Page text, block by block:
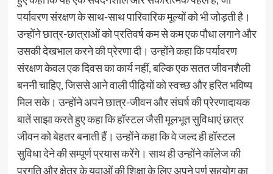
पर्यावरण संरक्षण के साथ-साथ पारिवारिक मूल्यों को भी जोड़ती है।
उन्होंने छात्र-छात्राओं को प्रतिवर्ष कम से कम एक पौधा लगाने और
उसकी देखभाल करने की प्रेरणा दी। उन्होंने कहा कि पर्यावरण
संरक्षण केवल एक दिवस का कार्य नहीं, बल्कि एक सतत जीवनशैली
बननी चाहिए, जिससे आने वाली पीढ़ियों को स्वच्छ और हरित भविष्य
मिल सके। उन्होंने अपने छात्र-जीवन और संघर्ष की प्रेरणादायक
बातें साझा करते हुए कहा कि हॉस्टल जैसी मूलभूत सुविधाएं छात्र
जीवन को बेहतर बनाती हैं। उन्होंने कहा कि वे जल्द ही हॉस्टल
सुविधा देने की सम्पूर्ण प्रयास करेंगे। साथ ही उन्होंने कॉलेज की
प्रगति और क्षेत्र के युवाओं की शिक्षा के लिए अपने पूर्ण सहयोग का